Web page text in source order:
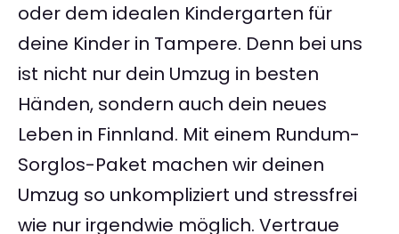
oder dem idealen Kindergarten für
deine Kinder in Tampere. Denn bei uns
ist nicht nur dein Umzug in besten
Händen, sondern auch dein neues
Leben in Finnland. Mit einem Rundum-
Sorglos-Paket machen wir deinen
Umzug so unkompliziert und stressfrei
wie nur irgendwie möglich. Vertraue